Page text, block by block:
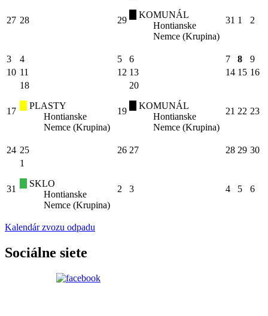
27 28 29
KOMUNÁL
Hontianske
Nemce (Krupina)
31 1 2
3 4 5 6 7 8
9
10 11 12 13 14 15 16
17
18
PLASTY
Hontianske
Nemce (Krupina)
19
20
KOMUNÁL
Hontianske
Nemce (Krupina)
21 22 23
24 25 26 27 28 29 30
31
1
SKLO
Hontianske
Nemce (Krupina)
2 3 4 5 6
Kalendár zvozu odpadu
Sociálne siete